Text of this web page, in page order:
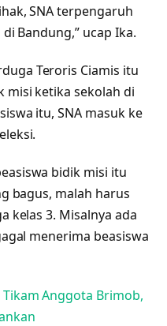
SNA terpengaruh
Bandung,” ucap Ika.
Teroris Ciamis itu
misi ketika sekolah di
itu, SNA masuk ke
bidik misi itu
bagus, malah harus
kelas 3. Misalnya ada
menerima beasiswa
Anggota Brimob,